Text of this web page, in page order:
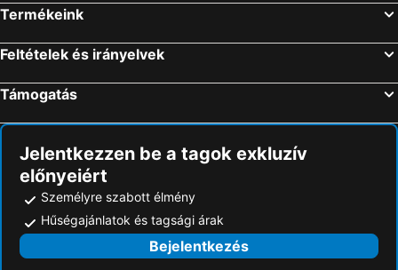
Termékeink
Feltételek és irányelvek
Támogatás
Jelentkezzen be a tagok exkluzív
előnyeiért
Személyre szabott élmény
Hűségajánlatok és tagsági árak
Bejelentkezés